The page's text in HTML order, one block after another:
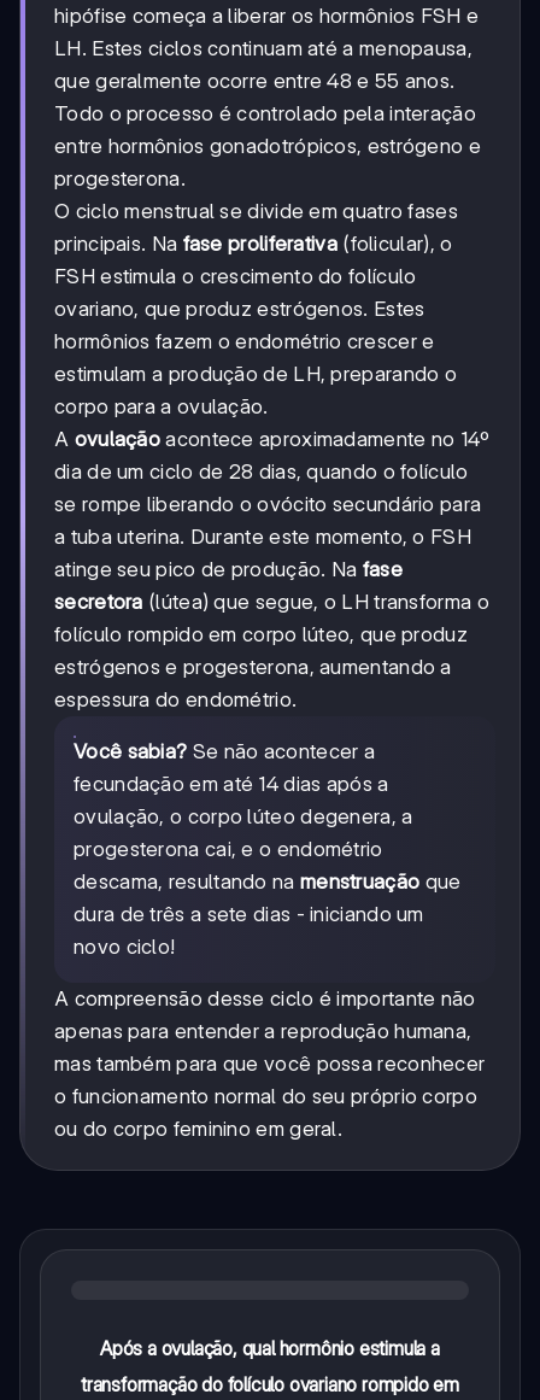
hipófise começa a liberar os hormônios FSH e
LH. Estes ciclos continuam até a menopausa,
que geralmente ocorre entre 48 e 55 anos.
Todo o processo é controlado pela interação
entre hormônios gonadotrópicos, estrógeno e
progesterona.
O ciclo menstrual se divide em quatro fases
principais. Na fase proliferativa(folicular), o
FSH estimula o crescimento do folículo
ovariano, que produz estrógenos. Estes
hormônios fazem o endométrio crescer e
estimulam a produção de LH, preparando o
corpo para a ovulação.
A ovulação acontece aproximadamente no 14º
dia de um ciclo de 28 dias, quando o folículo
se rompe liberando o ovócito secundário para
a tuba uterina. Durante este momento, o FSH
atinge seu pico de produção. Na fase
secretora (lútea) que segue, o LH transforma o
folículo rompido em corpo lúteo, que produz
estrógenos e progesterona, aumentando a
espessura do endométrio.
Você sabia? Se não acontecer a
fecundação em até 14 dias após a
ovulação, o corpo lúteo degenera, a
progesterona cai, e o endométrio
descama, resultando na menstruação que
dura de três a sete dias - iniciando um
novo ciclo!
A compreensão desse ciclo é importante não
apenas para entender a reprodução humana,
mas também para que você possa reconhecer
o funcionamento normal do seu próprio corpo
ou do corpo feminino em geral.
Após a ovulação, qual hormônio estimula a
transformação do folículo ovariano rompido em